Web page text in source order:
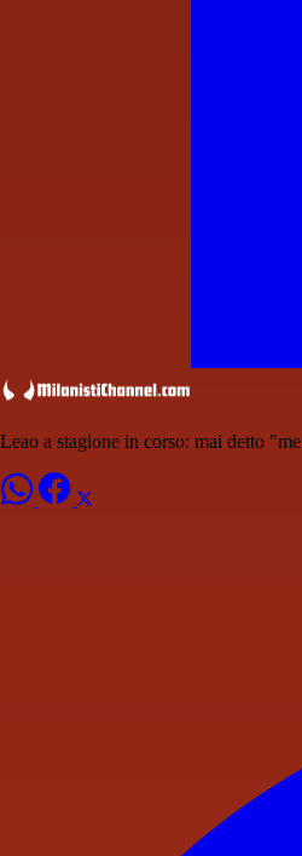
Leao a stagione in corso: mai detto